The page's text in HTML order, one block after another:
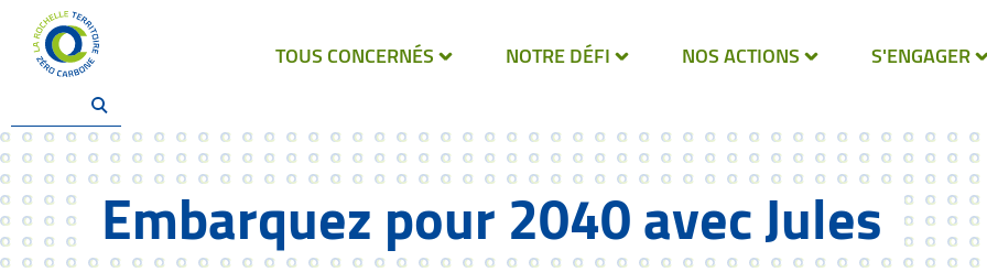
TOUS CONCERNÉS NOTRE DÉFI NOS ACTIONS S'ENGAGER
Embarquez pour 2040 avec Jules